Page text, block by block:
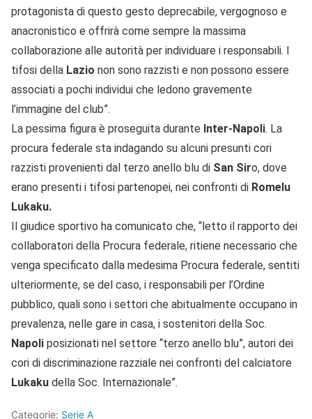
protagonista di questo gesto deprecabile, vergognoso e
anacronistico e offrirà come sempre la massima
collaborazione alle autorità per individuare i responsabili. I
tifosi della Lazio non sono razzisti e non possono essere
associati a pochi individui che ledono gravemente
l’immagine del club”.
La pessima figura è proseguita durante Inter-Napoli. La
procura federale sta indagando su alcuni presunti cori
razzisti provenienti dal terzo anello blu di San Siro, dove
erano presenti i tifosi partenopei, nei confronti di Romelu
Lukaku.
Il giudice sportivo ha comunicato che, “letto il rapporto dei
collaboratori della Procura federale, ritiene necessario che
venga specificato dalla medesima Procura federale, sentiti
ulteriormente, se del caso, i responsabili per l’Ordine
pubblico, quali sono i settori che abitualmente occupano in
prevalenza, nelle gare in casa, i sostenitori della Soc.
Napoli posizionati nel settore “terzo anello blu”, autori dei
cori di discriminazione razziale nei confronti del calciatore
Lukaku della Soc. Internazionale”.
Categorie: Serie A